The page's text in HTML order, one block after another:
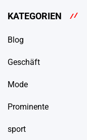
KATEGORIEN
Blog
Geschäft
Mode
Prominente
sport